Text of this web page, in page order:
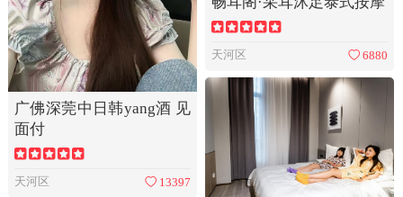
广佛深莞中日韩yang酒 见
面付
天河区 13397
天河区 6880